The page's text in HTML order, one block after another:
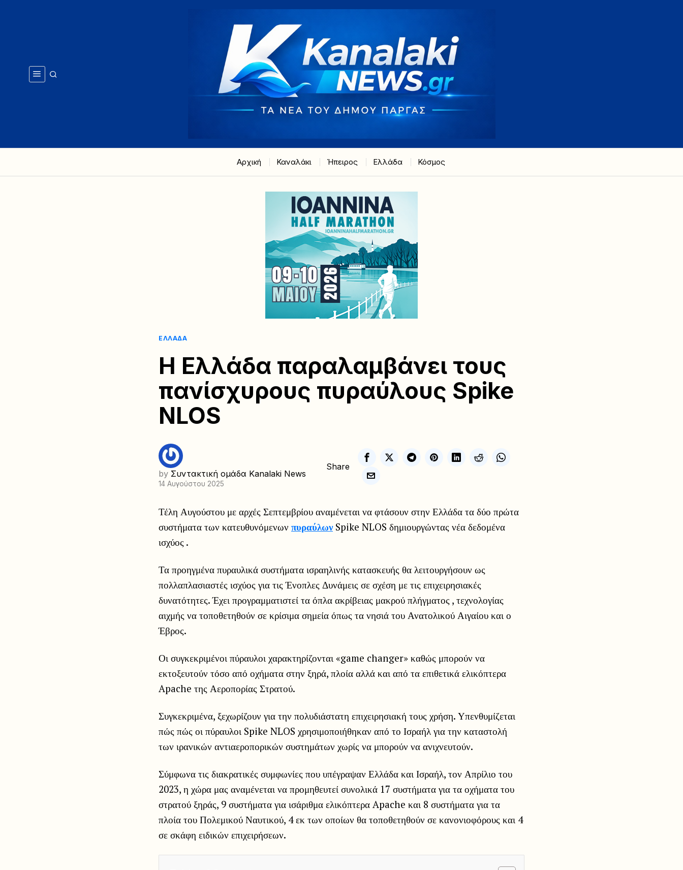
Αρχική Καναλάκι Ήπειρος Ελλάδα Κόσμος
ΕΛΛΆΔΑ
Η Ελλάδα παραλαμβάνει τους
πανίσχυρους πυραύλους Spike
NLOS
by Συντακτική ομάδα Kanalaki News
14 Αυγούστου 2025
Share
Τέλη Αυγούστου με αρχές Σεπτεμβρίου αναμένεται να φτάσουν στην Ελλάδα τα δύο πρώτα
συστήματα των κατευθυνόμενων πυραύλωνSpike NLOS δημιουργώντας νέα δεδομένα
ισχύος .
Τα προηγμένα πυραυλικά συστήματα ισραηλινής κατασκευής θα λειτουργήσουν ως
πολλαπλασιαστές ισχύος για τις Ένοπλες Δυνάμεις σε σχέση με τις επιχειρησιακές
δυνατότητες. Έχει προγραμματιστεί τα όπλα ακρίβειας μακρού πλήγματος , τεχνολογίας
αιχμής να τοποθετηθούν σε κρίσιμα σημεία όπως τα νησιά του Ανατολικού Αιγαίου και ο
Έβρος.
Οι συγκεκριμένοι πύραυλοι χαρακτηρίζονται «game changer» καθώς μπορούν να
εκτοξευτούν τόσο από οχήματα στην ξηρά, πλοία αλλά και από τα επιθετικά ελικόπτερα
Apache της Αεροπορίας Στρατού.
Συγκεκριμένα, ξεχωρίζουν για την πολυδιάστατη επιχειρησιακή τους χρήση. Υπενθυμίζεται
πώς πώς οι πύραυλοι Spike NLOS χρησιμοποιήθηκαν από το Ισραήλ για την καταστολή
των ιρανικών αντιαεροπορικών συστημάτων χωρίς να μπορούν να ανιχνευτούν.
Σύμφωνα τις διακρατικές συμφωνίες που υπέγραψαν Ελλάδα και Ισραήλ, τον Απρίλιο του
2023, η χώρα μας αναμένεται να προμηθευτεί συνολικά 17 συστήματα για τα οχήματα του
στρατού ξηράς, 9 συστήματα για ισάριθμα ελικόπτερα Apache και 8 συστήματα για τα
πλοία του Πολεμικού Ναυτικού, 4 εκ των οποίων θα τοποθετηθούν σε κανονιοφόρους και 4
σε σκάφη ειδικών επιχειρήσεων.